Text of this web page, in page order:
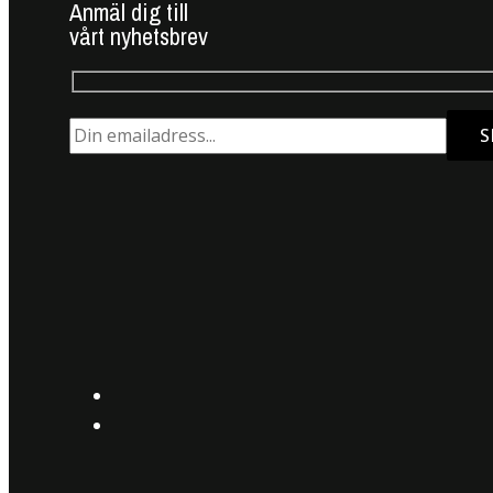
Anmäl dig till
vårt nyhetsbrev